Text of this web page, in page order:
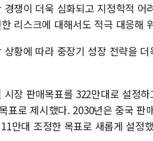
경쟁이 더욱 심화되고 지정학적
리스크에 대해서도 적극 대응해
상황에 따라 중장기 성장 전략을
시장 판매목표를 322만대로 설정
표로 제시했다. 2030년은 중국 판
만대 조정한 목표로 새롭게 설정